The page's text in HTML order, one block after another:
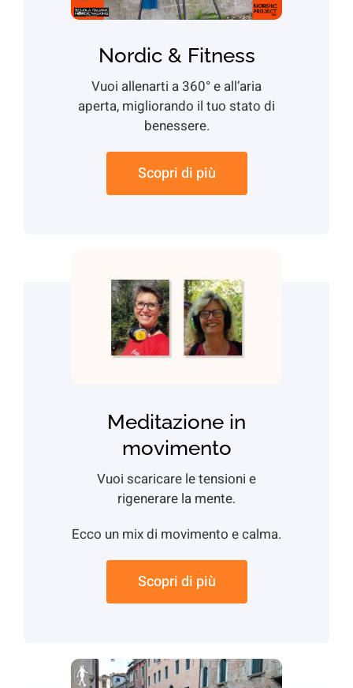
Nordic & Fitness
Vuoi allenarti a 360° e all’aria
aperta, migliorando il tuo stato di
benessere.
Scopri di più
Meditazione in
movimento
Vuoi scaricare le tensioni e
rigenerare la mente.
Ecco un mix di movimento e calma.
Scopri di più